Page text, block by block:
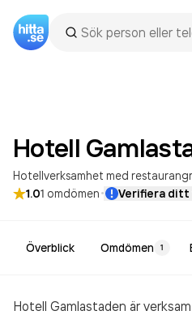
Hotell
Hotellverksamhet med
1.01 omdömen· Verifiera
Överblick Omdömen 1
Hotell Gamlastaden är